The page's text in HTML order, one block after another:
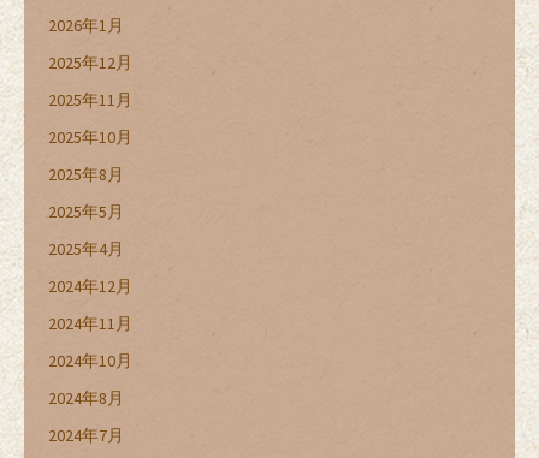
2026年1月
2025年12月
2025年11月
2025年10月
2025年8月
2025年5月
2025年4月
2024年12月
2024年11月
2024年10月
2024年8月
2024年7月